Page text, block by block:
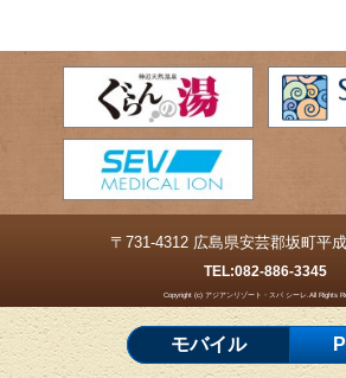
〒731-4312 広島県安芸郡坂町平
TEL:082-886-3345
Copyright (c) アジアンリゾート・スパ シーレ.All Rights
モバイル